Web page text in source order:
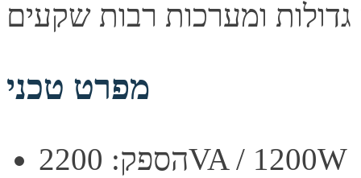
מפרט טכני
הספק: 2200VA / 1200W